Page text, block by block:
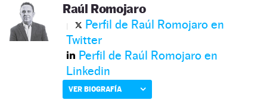
Raúl Romojaro
Perfil de Raúl Romojaro en
Twitter
Perfil de Raúl Romojaro en
Linkedin
VER BIOGRAFÍA